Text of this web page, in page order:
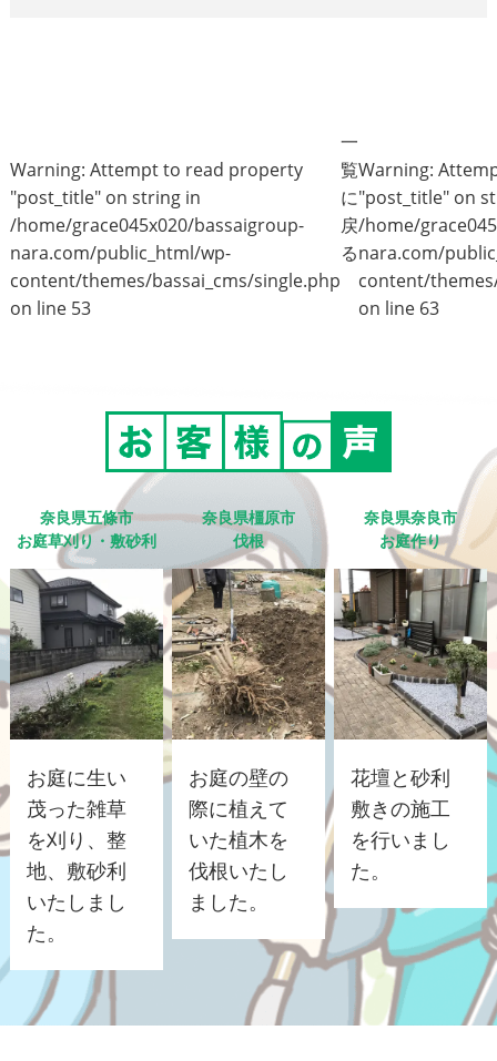
Warning: Attempt to read property
"post_title" on string in
/home/grace045x020/bassaigroup-
nara.com/public_html/wp-
content/themes/bassai_cms/single.php
on line 53
一
覧
に
戻
る
Warning:
"post_title" on
/home/
nara.com/
content/
on line 63
奈良県五條市
お庭草刈り・敷砂利
お庭に生い
茂った雑草
を刈り、整
地、敷砂利
いたしまし
た。
奈良県橿原市
伐根
お庭の壁の
際に植えて
いた植木を
伐根いたし
ました。
奈良県奈良市
お庭作り
花壇と砂利
敷きの施工
を行いまし
た。